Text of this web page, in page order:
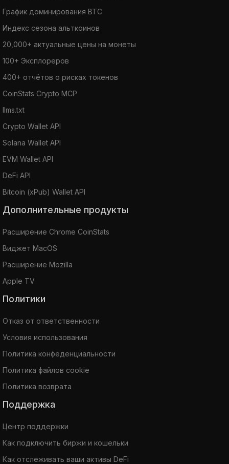
График доминирования BTC
Индекс сезона альткоинов
20,000+ актуальные цены на монеты
100+ Эксплореров
400+ отчётов о рисках токенов
CoinStats Crypto MCP
llms.txt
Crypto Wallet API
Solana Wallet API
EVM Wallet API
DeFi API
Bitcoin (xPub) Wallet API
Дополнительные продукты
Расширение Chrome CoinStats
Виджет MacOS
Расширение Mozilla
Apple TV
Политики
Отказ от ответственности
Условия использования
Политика конфеденциальности
Политика файлов cookie
Политика возврата
Поддержка
Центр поддержки
Как подключить биржи и кошельки
Как отслеживать ваши активы DeFi